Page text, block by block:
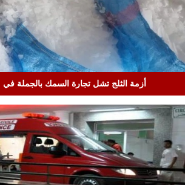
أزمة الثلج تشل تجارة السمك بالجملة في